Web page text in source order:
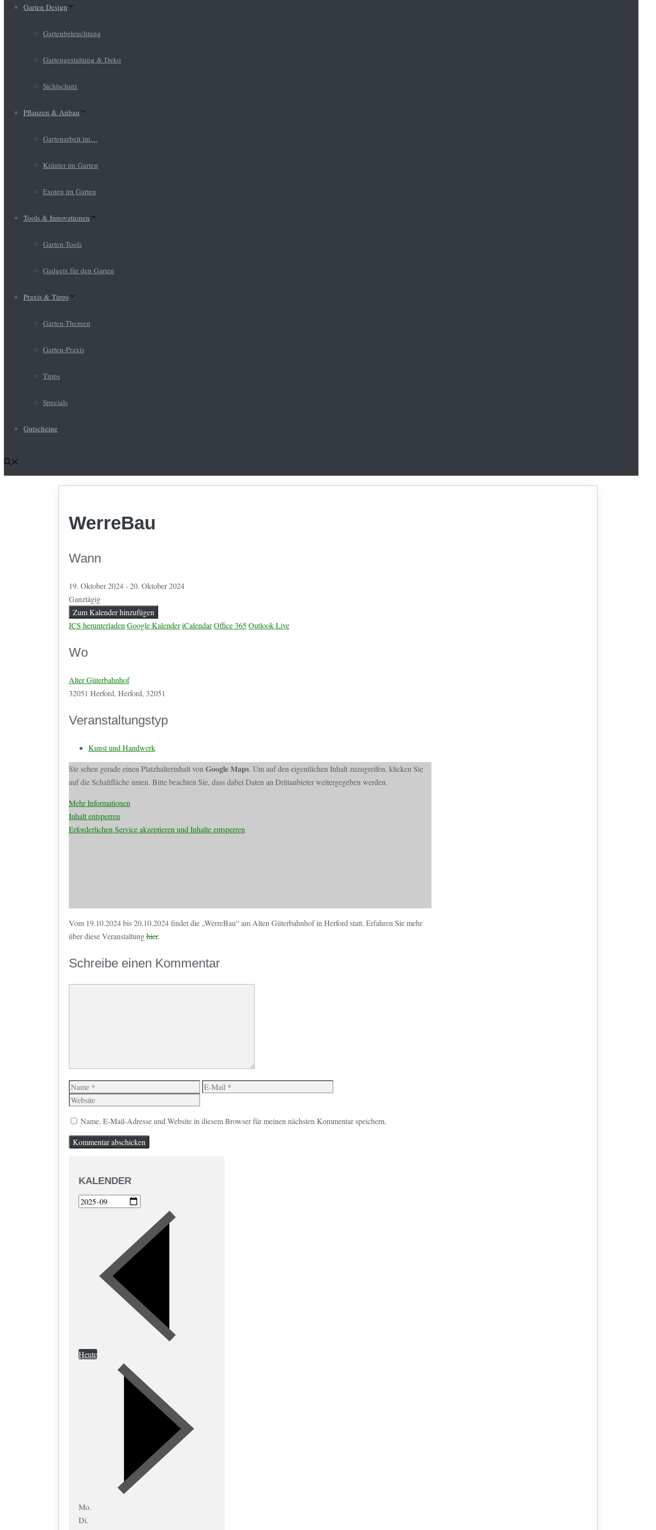
Garten Design
Gartenbeleuchtung
Gartengestaltung & Deko
Sichtschutz
Pflanzen & Anbau
Gartenarbeit im…
Kräuter im Garten
Exoten im Garten
Tools & Innovationen
Garten-Tools
Gadgets für den Garten
Praxis & Tipps
Garten-Themen
Garten-Praxis
Tipps
Specials
Gutscheine
WerreBau
Wann
19. Oktober 2024 - 20. Oktober 2024
Ganztägig
Zum Kalender hinzufügen
ICS herunterladen Google Kalender iCalendar Office 365 Outlook Live
Wo
Alter Güterbahnhof
32051 Herford, Herford, 32051
Veranstaltungstyp
Kunst und Handwerk
Sie sehen gerade einen Platzhalterinhalt von Google Maps. Um auf den eigentlichen Inhalt zuzugreifen, klicken Sie
auf die Schaltfläche unten. Bitte beachten Sie, dass dabei Daten an Drittanbieter weitergegeben werden.
Mehr Informationen
Inhalt entsperren
Erforderlichen Service akzeptieren und Inhalte entsperren
Vom 19.10.2024 bis 20.10.2024 findet die „WerreBau“ am Alten Güterbahnhof in Herford statt. Erfahren Sie mehr
über diese Veranstaltunghier.
Schreibe einen Kommentar
Name
E-
Name, E-Mail-Adresse und Website in diesem Browser für meinen nächsten Kommentar speichern.
KALENDER
Heute
Mo.
Di.